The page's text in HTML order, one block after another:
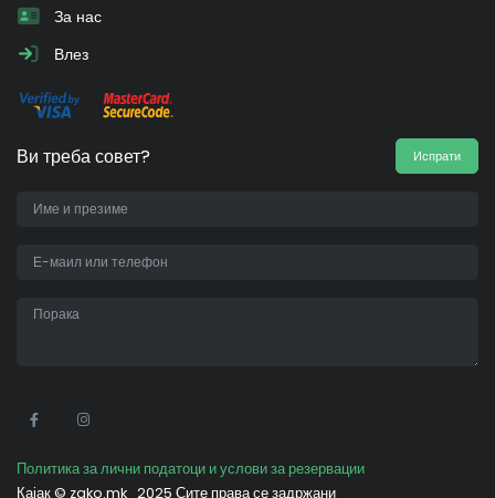
За нас
Влез
Ви треба совет? Испрати
Политика за лични податоци и услови за резервации
Кајак © zako.mk 2025 Сите права се задржани